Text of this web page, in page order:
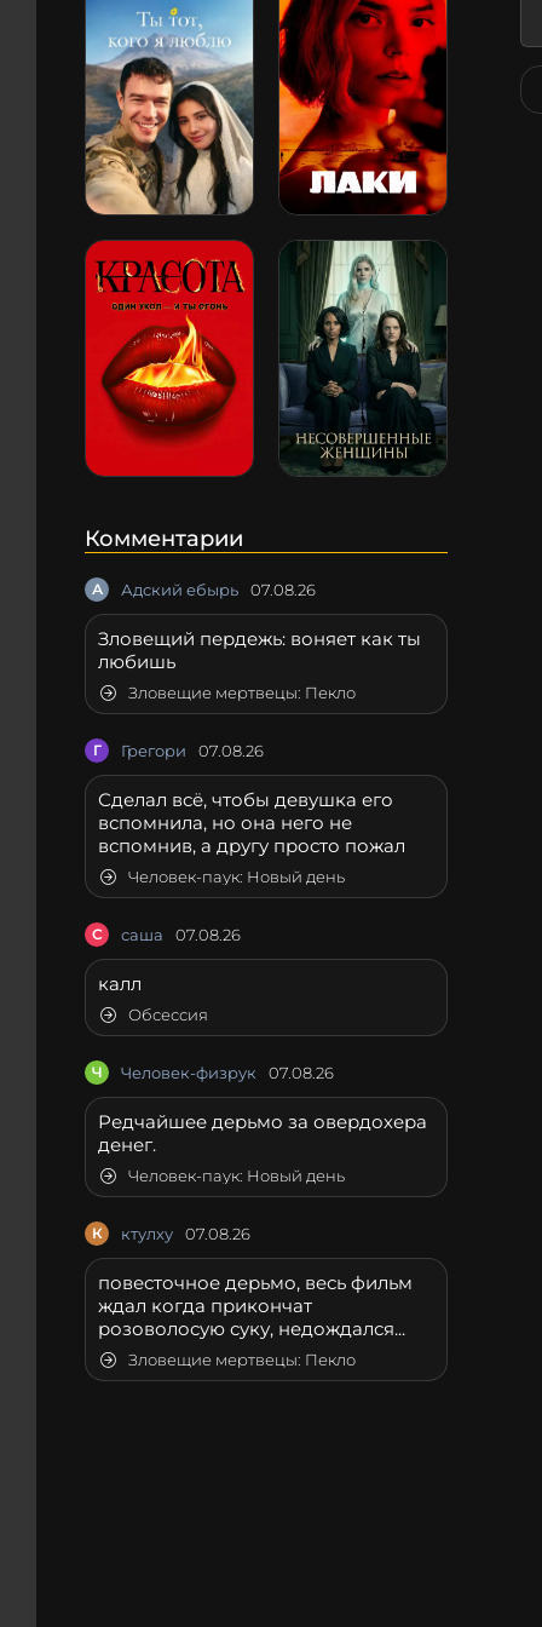
Комментарии
А Адский ебырь 07.08.26
Зловещий пердежь: воняет как ты
любишь
Зловещие мертвецы: Пекло
Г Грегори 07.08.26
Сделал всё, чтобы девушка его
вспомнила, но она него не
вспомнив, а другу просто пожал
Человек-паук: Новый день
С саша 07.08.26
калл
Обсессия
Ч Человек-физрук 07.08.26
Редчайшее дерьмо за овердохера
денег.
Человек-паук: Новый день
К ктулху 07.08.26
повесточное дерьмо, весь фильм
ждал когда прикончат
розоволосую суку, недождался...
Зловещие мертвецы: Пекло